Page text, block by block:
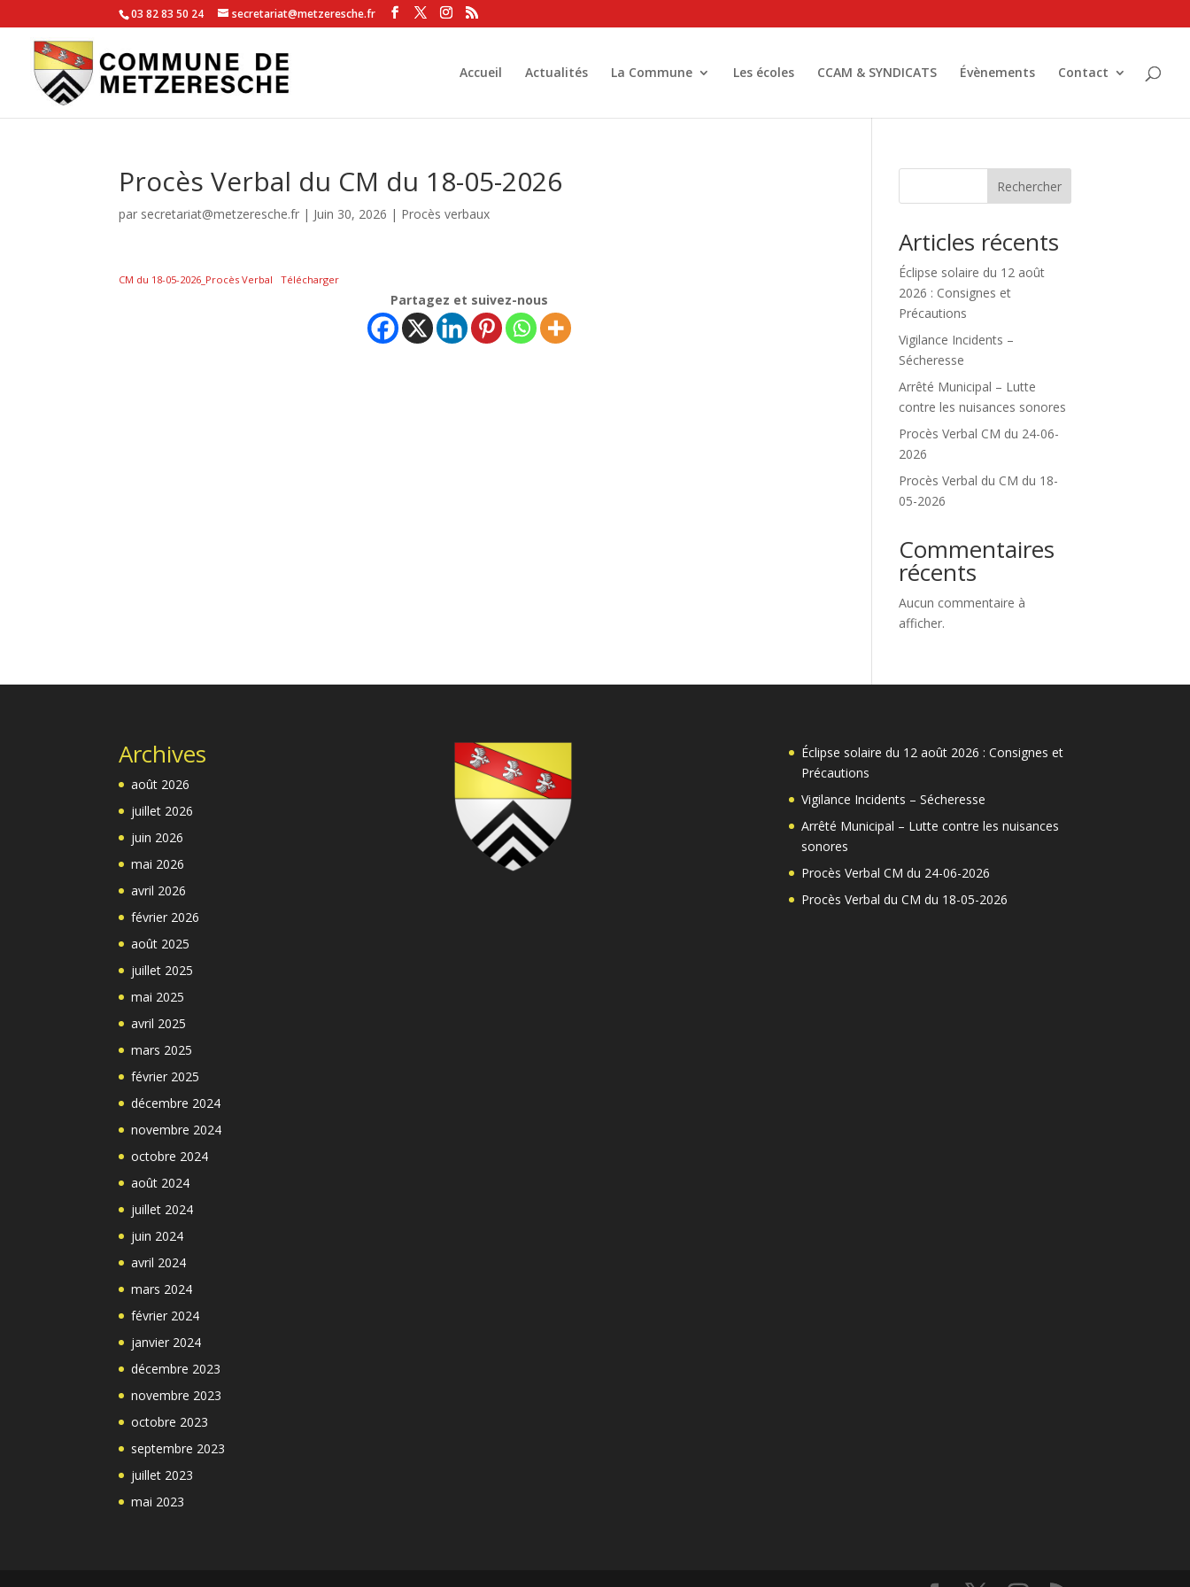
03 82 83 50 24 secretariat@metzeresche.fr
Accueil Actualités La Commune Les écoles CCAM & SYNDICATS Évènements Contact
Procès Verbal du CM du 18-05-2026
par secretariat@metzeresche.fr | Juin 30, 2026 | Procès verbaux
CM du 18-05-2026_Procès Verbal Télécharger
Partagez et suivez-nous
Rechercher
Articles récents
Éclipse solaire du 12 août
2026 : Consignes et
Précautions
Vigilance Incidents –
Sécheresse
Arrêté Municipal – Lutte
contre les nuisances sonores
Procès Verbal CM du 24-06-
2026
Procès Verbal du CM du 18-
05-2026
Commentaires
récents
Aucun commentaire à
afficher.
Archives
août 2026
juillet 2026
juin 2026
mai 2026
avril 2026
février 2026
août 2025
juillet 2025
mai 2025
avril 2025
mars 2025
février 2025
décembre 2024
novembre 2024
octobre 2024
août 2024
juillet 2024
juin 2024
avril 2024
mars 2024
février 2024
janvier 2024
décembre 2023
novembre 2023
octobre 2023
septembre 2023
juillet 2023
mai 2023
Éclipse solaire du 12 août 2026 : Consignes et
Précautions
Vigilance Incidents – Sécheresse
Arrêté Municipal – Lutte contre les nuisances
sonores
Procès Verbal CM du 24-06-2026
Procès Verbal du CM du 18-05-2026